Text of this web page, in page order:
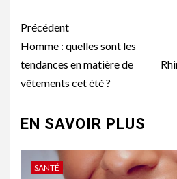
Navigation
d’article
Précédent
Homme : quelles sont les
tendances en matière de
vêtements cet été ?
EN SAVOIR PLUS
SANTÉ